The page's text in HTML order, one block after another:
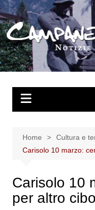
Salta
al
contenuto
Home
Cultura e
Carisolo 10 marzo:
Carisolo 10
per altro